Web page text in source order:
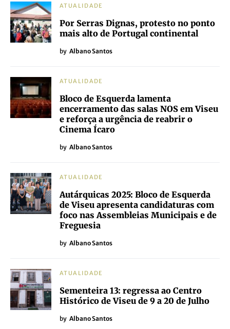
ATUALIDADE
Por Serras Dignas, protesto no ponto
mais alto de Portugal continental
by Albano Santos
ATUALIDADE
Bloco de Esquerda lamenta
encerramento das salas NOS em Viseu
e reforça a urgência de reabrir o
Cinema Ícaro
by Albano Santos
ATUALIDADE
Autárquicas 2025: Bloco de Esquerda
de Viseu apresenta candidaturas com
foco nas Assembleias Municipais e de
Freguesia
by Albano Santos
ATUALIDADE
Sementeira 13: regressa ao Centro
Histórico de Viseu de 9 a 20 de Julho
by Albano Santos